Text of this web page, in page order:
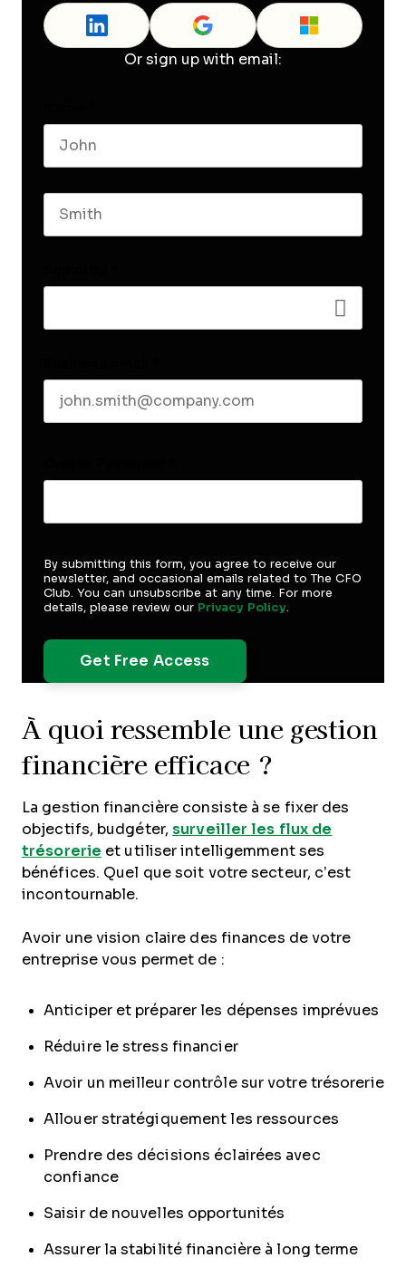
Or sign up with email:
By submitting this form, you agree to receive our
newsletter, and occasional emails related to The CFO
Club. You can unsubscribe at any time. For more
details, please review our Privacy Policy.
À quoi ressemble une gestion
financière efficace ?
La gestion financière consiste à se fixer des
objectifs, budgéter, surveiller les flux de
trésorerie et utiliser intelligemment ses
bénéfices. Quel que soit votre secteur, c’est
incontournable.
Avoir une vision claire des finances de votre
entreprise vous permet de :
Anticiper et préparer les dépenses imprévues
Réduire le stress financier
Avoir un meilleur contrôle sur votre trésorerie
Allouer stratégiquement les ressources
Prendre des décisions éclairées avec
confiance
Saisir de nouvelles opportunités
Assurer la stabilité financière à long terme